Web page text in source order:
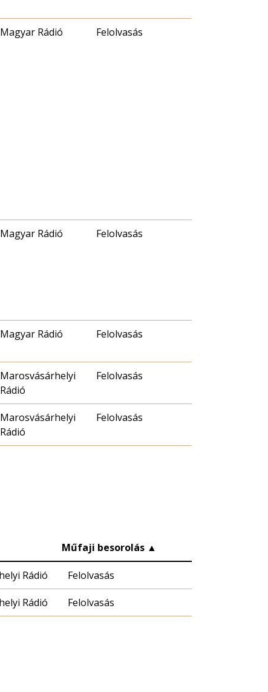
Magyar Rádió Felolvasás
Magyar Rádió Felolvasás
Magyar Rádió Felolvasás
Marosvásárhelyi
Rádió
Felolvasás
Marosvásárhelyi
Rádió
Felolvasás
Műfaji besorolás ▲
Rádió Felolvasás
Rádió Felolvasás